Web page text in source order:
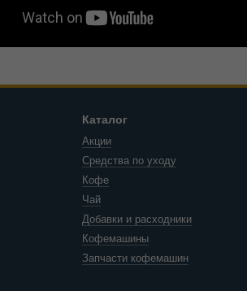
Каталог
Акции
Средства по уходу
Кофе
Чай
Добавки и расходники
Кофемашины
Запчасти кофемашин